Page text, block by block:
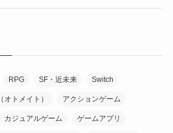
(1)
(2)
(1)
(1)
(10)
RPG SF・近未来 Switch
トメイト） アクションゲーム
カジュアルゲーム ゲームアプリ